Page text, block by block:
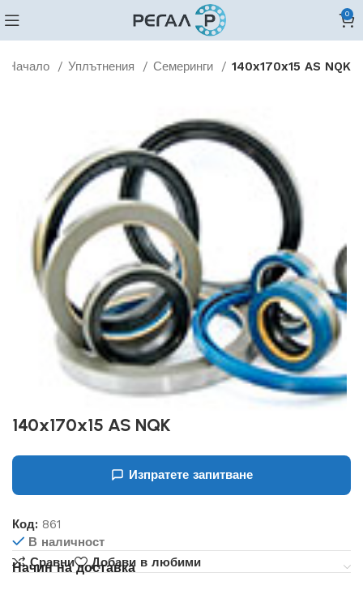
0
Начало Уплътнения Семеринги 140x170x15 AS NQK
140x170x15 AS NQK
Изпратете запитване
Код: 861
В наличност
Сравни
Добави в любими
Начин на доставка